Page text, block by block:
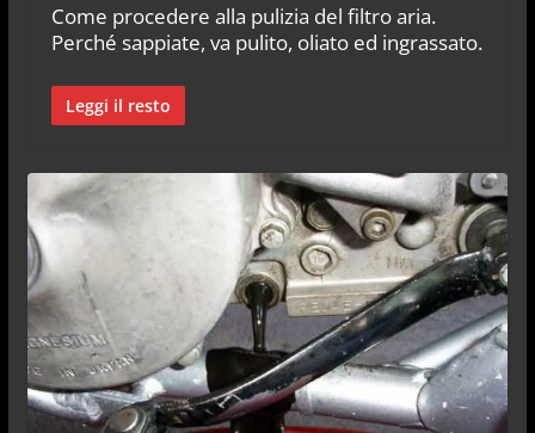
Come procedere alla pulizia del filtro aria.
Perché sappiate, va pulito, oliato ed ingrassato.
Leggi il resto